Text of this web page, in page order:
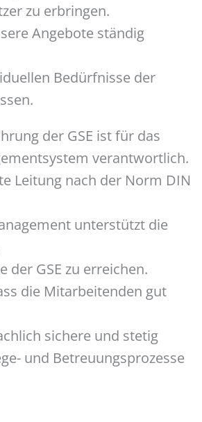
zu erbringen.
Angebote ständig
Bedürfnisse der
der GSE ist für das
verantwortlich.
Leitung nach der Norm DIN
unterstützt die
der GSE zu erreichen.
die Mitarbeitenden gut
sichere und stetig
und Betreuungsprozesse